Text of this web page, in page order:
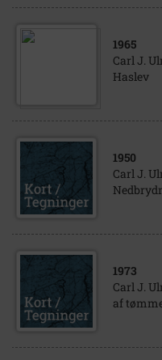
1965
Carl J.
Haslev
1950
Carl J.
1973
Carl J.
af